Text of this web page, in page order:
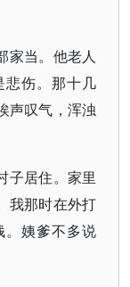
家当。他老人
悲伤。那十几
声叹气，浑浊
子居住。家里
我那时在外打
。姨爹不多说